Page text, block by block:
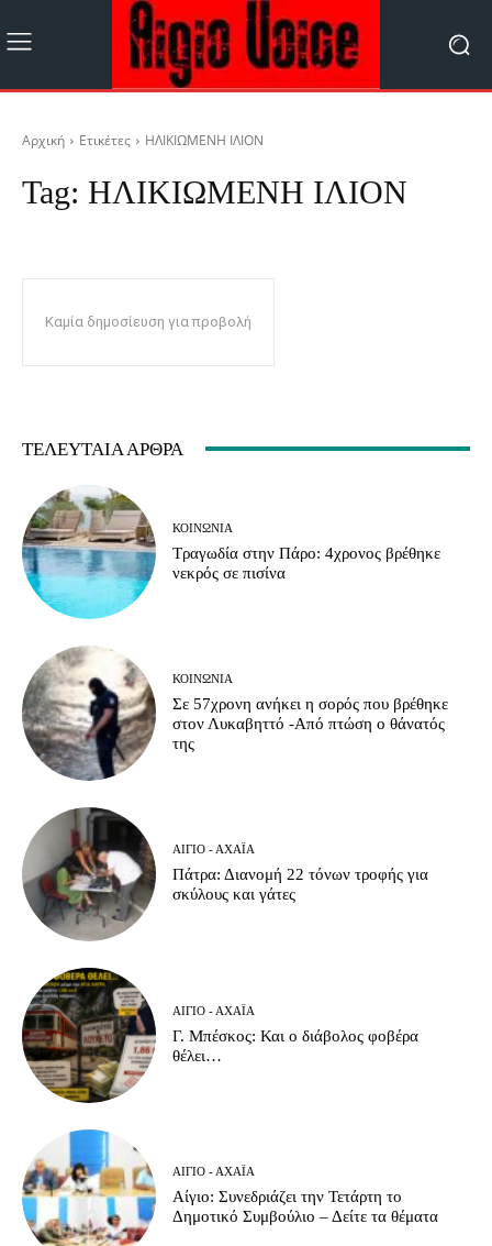
Αρχική Ετικέτες ΗΛΙΚΙΩΜΕΝΗ ΙΛΙΟΝ
Tag: ΗΛΙΚΙΩΜΕΝΗ ΙΛΙΟΝ
Καμία δημοσίευση για προβολή
ΤΕΛΕΥΤΑΊΑ ΆΡΘΡΑ
ΚΟΙΝΩΝΊΑ
Τραγωδία στην Πάρο: 4χρονος βρέθηκε
νεκρός σε πισίνα
ΚΟΙΝΩΝΊΑ
Σε 57χρονη ανήκει η σορός που βρέθηκε
στον Λυκαβηττό -Από πτώση ο θάνατός
της
ΑΊΓΙΟ - ΑΧΑΪ́Α
Πάτρα: Διανομή 22 τόνων τροφής για
σκύλους και γάτες
ΑΊΓΙΟ - ΑΧΑΪ́Α
Γ. Μπέσκος: Και ο διάβολος φοβέρα
θέλει…
ΑΊΓΙΟ - ΑΧΑΪ́Α
Αίγιο: Συνεδριάζει την Τετάρτη το
Δημοτικό Συμβούλιο – Δείτε τα θέματα